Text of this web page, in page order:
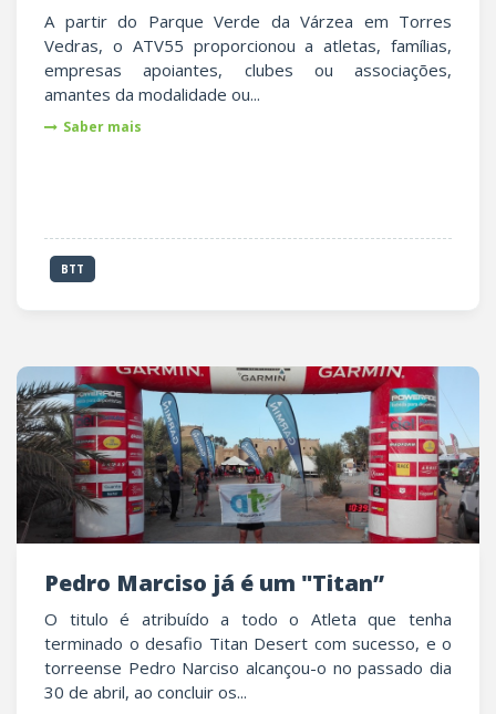
A partir do Parque Verde da Várzea em Torres
Vedras, o ATV55 proporcionou a atletas, famílias,
empresas apoiantes, clubes ou associações,
amantes da modalidade ou...
Saber mais
BTT
Pedro Marciso já é um "Titan”
O titulo é atribuído a todo o Atleta que tenha
terminado o desafio Titan Desert com sucesso, e o
torreense Pedro Narciso alcançou-o no passado dia
30 de abril, ao concluir os...